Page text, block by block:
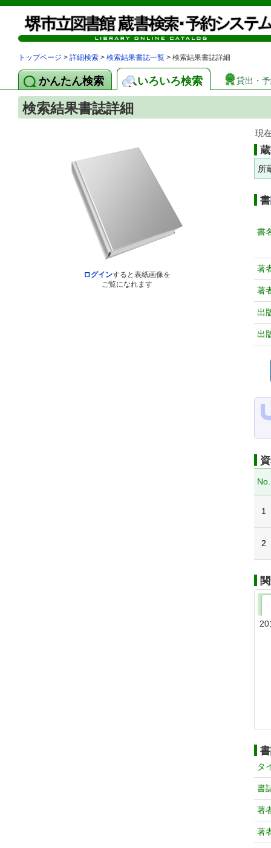
トップページ > 詳細検索 > 検索結果書誌一覧 > 検索結果書誌詳細
かんたん検索 いろいろ検索 貸出・
検索結果書誌詳細
ログインすると表紙画像を
ご覧になれます
現
所
書
著
著
出
出
No.
1
2
タ
書
著
著